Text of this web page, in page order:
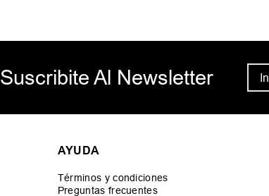
Suscribite Al Newsletter
AYUDA
Términos y condiciones
Preguntas frecuentes